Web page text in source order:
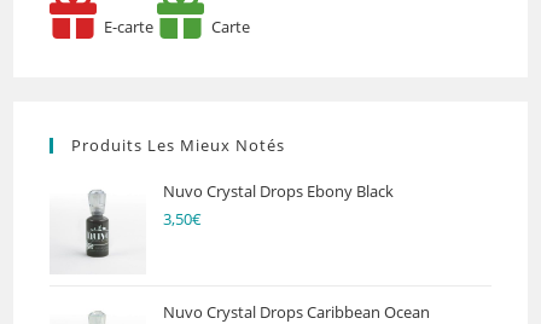
E-carte Carte
Produits Les Mieux Notés
Nuvo Crystal Drops Ebony Black
3,50€
Nuvo Crystal Drops Caribbean Ocean